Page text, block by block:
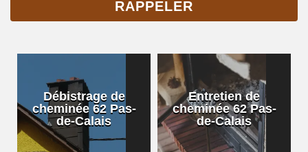
Débistrage de
cheminée 62 Pas-
de-Calais
Entretien de
cheminée 62 Pas-
de-Calais